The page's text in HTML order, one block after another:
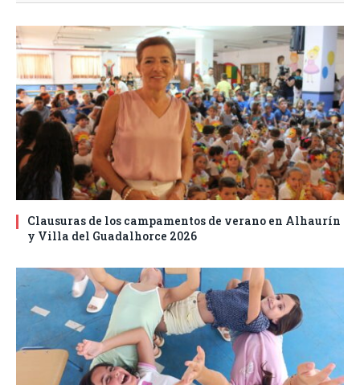
Clausuras de los campamentos de verano en Alhaurín
y Villa del Guadalhorce 2026